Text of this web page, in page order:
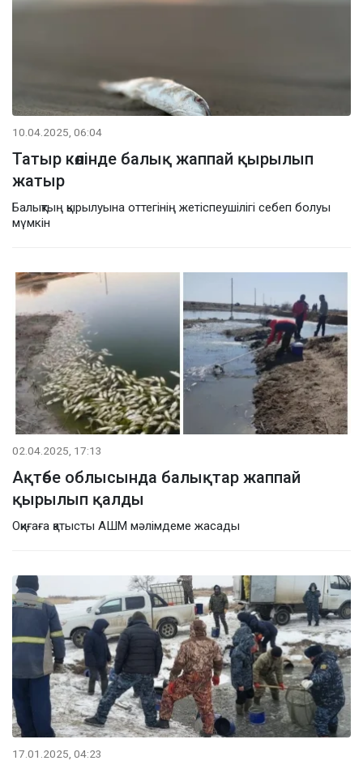
10.04.2025, 06:04
Татыр көлінде балық жаппай қырылып
жатыр
Балықтың қырылуына оттегінің жетіспеушілігі себеп болуы
мүмкін
02.04.2025, 17:13
Ақтөбе облысында балықтар жаппай
қырылып қалды
Оқиғаға қатысты АШМ мәлімдеме жасады
17.01.2025, 04:23